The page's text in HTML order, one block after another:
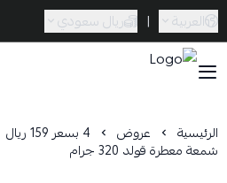
العربية | ريال سعودي
الرئيسية عروض 4 بسعر 159 ريال
شمعة معطرة قولد 320 جرام